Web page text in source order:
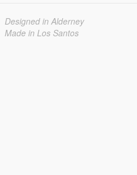
Designed in Alderney
Made in Los Santos